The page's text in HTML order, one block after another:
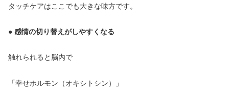
タッチケアはここでも大きな味方です。
● 感情の切り替えがしやすくなる
触れられると脳内で
「幸せホルモン（オキシトシン）」